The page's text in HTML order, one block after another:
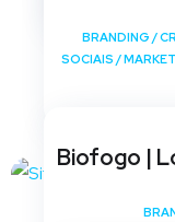
BRANDING /
SOCIAIS /
Biofogo |